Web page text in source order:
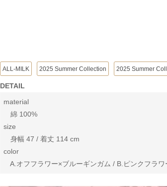
ALL-MILK 2025 Summer Collection 2025 Summer
DETAIL
material
綿 100%
size
身幅 47 / 着丈 114 cm
color
A.オフフラワー×ブルーギンガム / B.ピンクフラ